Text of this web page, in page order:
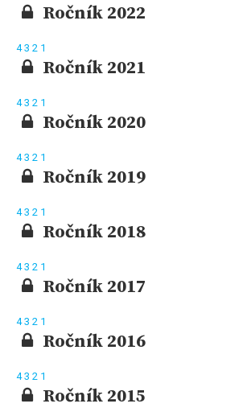
Ročník 2022
43 2 1
Ročník 2021
43 2 1
Ročník 2020
43 2 1
Ročník 2019
43 2 1
Ročník 2018
43 2 1
Ročník 2017
43 2 1
Ročník 2016
43 2 1
Ročník 2015